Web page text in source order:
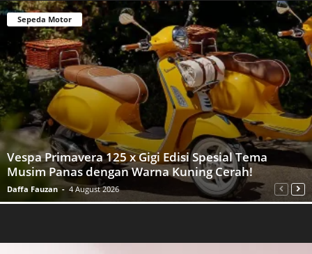
Sepeda Motor
Vespa Primavera 125 x Gigi Edisi Spesial Tema
Musim Panas dengan Warna Kuning Cerah!
Daffa Fauzan - 4 August 2026